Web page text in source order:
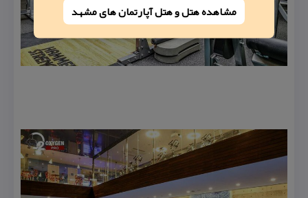
مشاهده هتل و هتل‌ آپارتمان های مشهد